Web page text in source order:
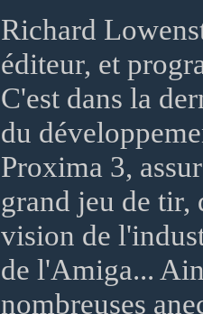
Richard
éditeur, et
C'est dans la
du
Proxima 3,
grand jeu de
vision de
de l'Amiga...
nombreuses